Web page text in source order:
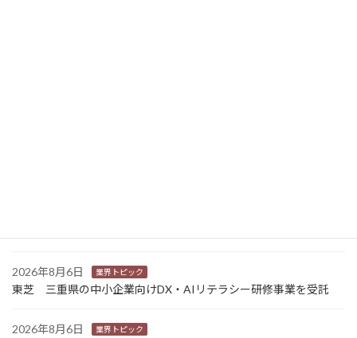
2026年8月6日 業界トピック
東芝 三重県の中小企業向けDX・AIリテラシー研修事業を受託
2026年8月6日 業界トピック